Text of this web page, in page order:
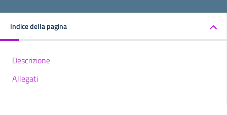
Indice della pagina
Descrizione
Allegati